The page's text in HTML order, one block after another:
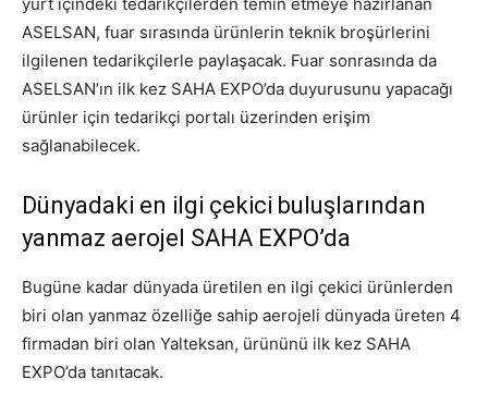
ASELSAN, fuar sırasında ürünlerin teknik broşürlerini
ilgilenen tedarikçilerle paylaşacak. Fuar sonrasında da
ASELSAN’ın ilk kez SAHA EXPO’da duyurusunu yapacağı
ürünler için tedarikçi portalı üzerinden erişim
sağlanabilecek.
Dünyadaki en ilgi çekici buluşlarından
yanmaz aerojel SAHA EXPO’da
Bugüne kadar dünyada üretilen en ilgi çekici ürünlerden
biri olan yanmaz özelliğe sahip aerojeli dünyada üreten 4
firmadan biri olan Yalteksan, ürününü ilk kez SAHA
EXPO’da tanıtacak.